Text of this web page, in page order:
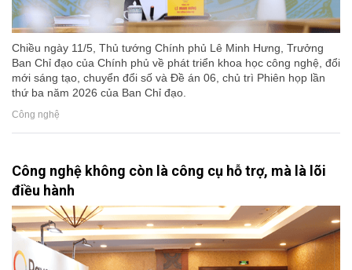
Chiều ngày 11/5, Thủ tướng Chính phủ Lê Minh Hưng, Trưởng
Ban Chỉ đạo của Chính phủ về phát triển khoa học công nghệ, đổi
mới sáng tạo, chuyển đổi số và Đề án 06, chủ trì Phiên họp lần
thứ ba năm 2026 của Ban Chỉ đạo.
Công nghệ
Công nghệ không còn là công cụ hỗ trợ, mà là lõi
điều hành